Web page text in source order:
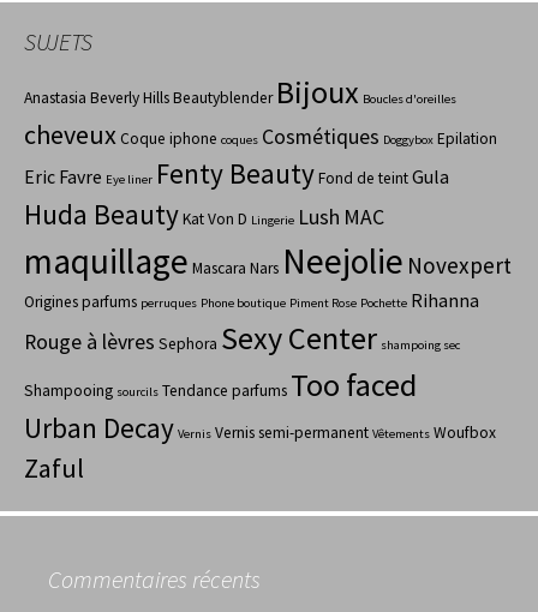
SUJETS
Anastasia Beverly HillsBeautyblender Bijoux Boucles d'oreilles
cheveuxCoque iphone coques Cosmétiques Doggybox Epilation
Eric Favre Eye liner Fenty BeautyFond de teintGula
Huda BeautyKat Von D Lingerie Lush MAC
maquillage Mascara Nars Neejolie Novexpert
Origines parfums perruques Phone boutique Piment Rose Pochette Rihanna
Rouge à lèvres Sephora Sexy Center shampoing sec
Shampooing sourcils Tendance parfums Too faced
Urban Decay Vernis Vernis semi-permanent Vêtements Woufbox
Zaful
Commentaires récents